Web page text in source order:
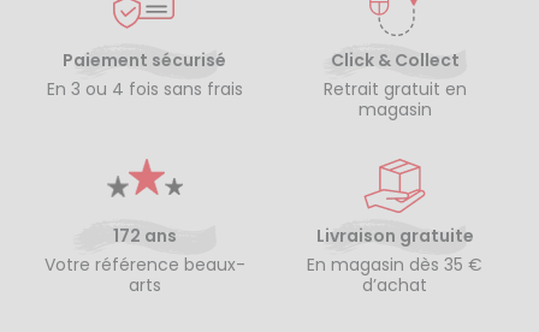
Paiement sécurisé
En 3 ou 4 fois sans frais
Click & Collect
Retrait gratuit en
magasin
172 ans
Votre référence beaux-
arts
Livraison gratuite
En magasin dès 35 €
d’achat